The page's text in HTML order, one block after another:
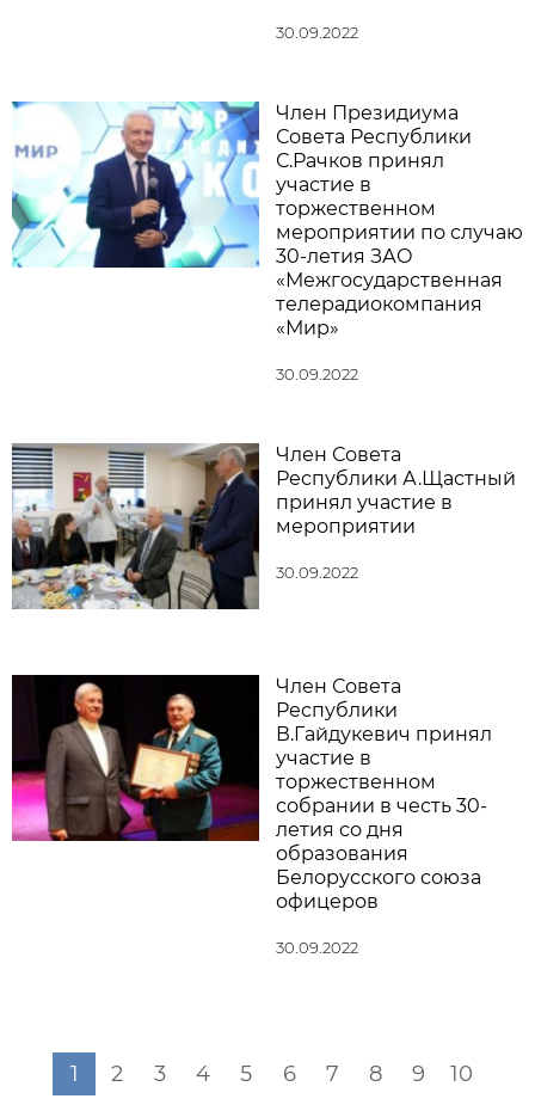
30.09.2022
Член Президиума
Совета Республики
С.Рачков принял
участие в
торжественном
мероприятии по случаю
30-летия ЗАО
«Межгосударственная
телерадиокомпания
«Мир»
30.09.2022
Член Совета
Республики А.Щастный
принял участие в
мероприятии
30.09.2022
Член Совета
Республики
В.Гайдукевич принял
участие в
торжественном
собрании в честь 30-
летия со дня
образования
Белорусского союза
офицеров
30.09.2022
1 2 3 4 5 6 7 8 9
10